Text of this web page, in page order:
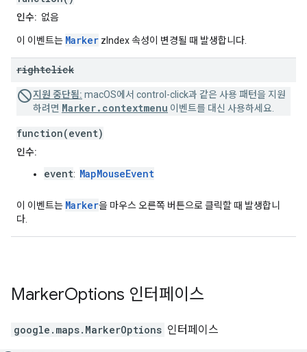
인수: 없음
이 이벤트는 Marker zIndex 속성이 변경될 때 발생합니다.
rightclick
지원 중단됨: macOS에서 control-click과 같은 사용 패턴을 지원
하려면 Marker.contextmenu 이벤트를 대신 사용하세요.
function(event)
인수:
event: MapMouseEvent
이 이벤트는 Marker을 마우스 오른쪽 버튼으로 클릭할 때 발생합니
다.
MarkerOptions 인터페이스
google.maps. MarkerOptions 인터페이스